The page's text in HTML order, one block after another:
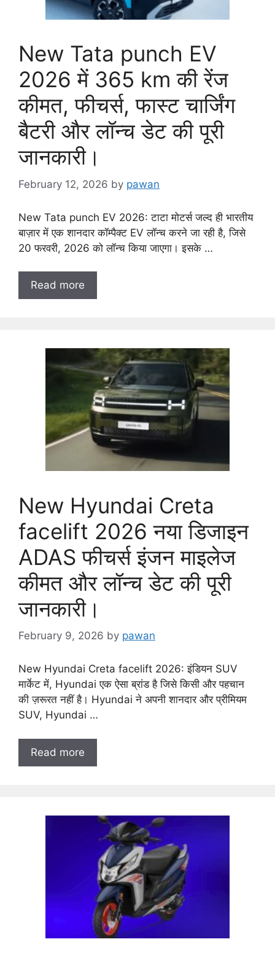
New Tata punch EV
2026 में 365 km की रेंज
कीमत, फीचर्स, फास्ट चार्जिंग
बैटरी और लॉन्च डेट की पूरी
जानकारी।
February 12, 2026 by pawan
New Tata punch EV 2026: टाटा मोटर्स जल्द ही भारतीय
बाज़ार में एक शानदार कॉम्पैक्ट EV लॉन्च करने जा रही है, जिसे
20 फरवरी, 2026 को लॉन्च किया जाएगा। इसके …
Read more
New Hyundai Creta
facelift 2026 नया डिजाइन
ADAS फीचर्स इंजन माइलेज
कीमत और लॉन्च डेट की पूरी
जानकारी।
February 9, 2026 by pawan
New Hyundai Creta facelift 2026: इंडियन SUV
मार्केट में, Hyundai एक ऐसा ब्रांड है जिसे किसी और पहचान
की ज़रूरत नहीं है। Hyundai ने अपनी शानदार और प्रीमियम
SUV, Hyundai …
Read more